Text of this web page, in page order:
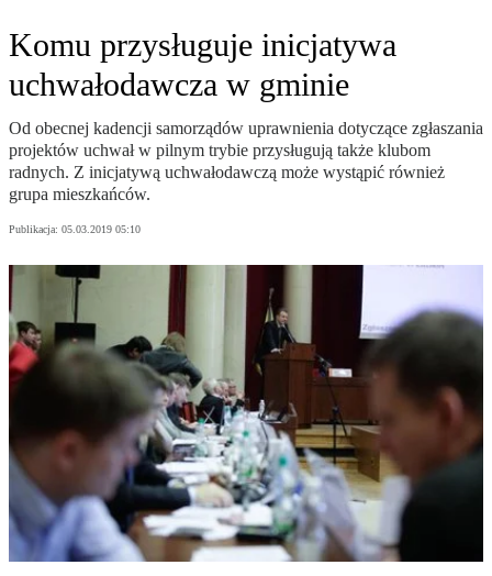
Komu przysługuje inicjatywa
uchwałodawcza w gminie
Od obecnej kadencji samorządów uprawnienia dotyczące zgłaszania
projektów uchwał w pilnym trybie przysługują także klubom
radnych. Z inicjatywą uchwałodawczą może wystąpić również
grupa mieszkańców.
Publikacja: 05.03.2019 05:10